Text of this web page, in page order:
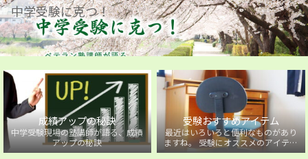
中学受験に克つ！
成績アップの秘訣
中学受験現場の塾講師が語る、成績
アップの秘訣
受験おすすめアイテム
最近はいろいろと便利なものがあり
ますね。 受験にオススメのアイテム
を紹介しています。